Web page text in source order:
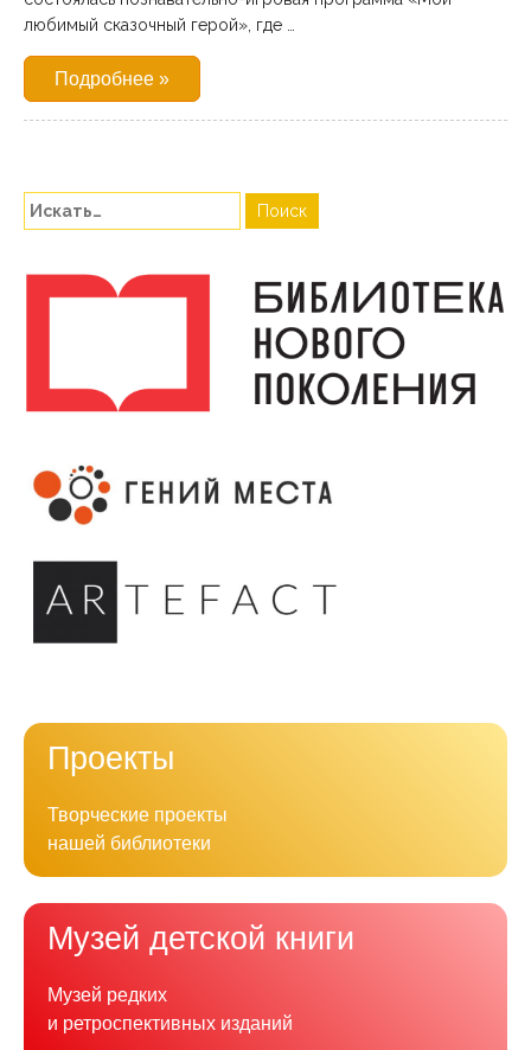
любимый сказочный герой», где …
Подробнее »
Проекты
Творческие проекты
нашей библиотеки
Музей детской книги
Музей редких
и ретроспективных изданий